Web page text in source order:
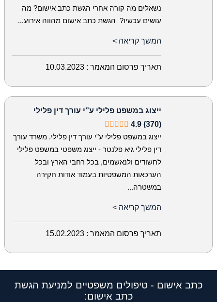
נשאלים מה קורה אחרי הגשת כתב אישום? מה
עושים עכשיו? הגשת כתב אישום מהווה אירוע...
המשך קריאה >
תאריך פרסום המאמר : 10.03.2023
ייצוג במשפט פלילי ע”י עורך דין פלילי
4.9 (370)
ייצוג במשפט פלילי ע"י עורך דין פלילי. משרד עורך
דין פלילי גיא פלנטר - ייצוג משפטי במשפט פלילי
לחשודים ולנאשמים, בכל רחבי הארץ ובכל
הערכאות המשפטיות בעמוד אודות חקירה
במשטרה...
המשך קריאה >
תאריך פרסום המאמר : 15.02.2023
כתב אישום - טיפולים משפטיים למניעת הגשת
כתב אישום: